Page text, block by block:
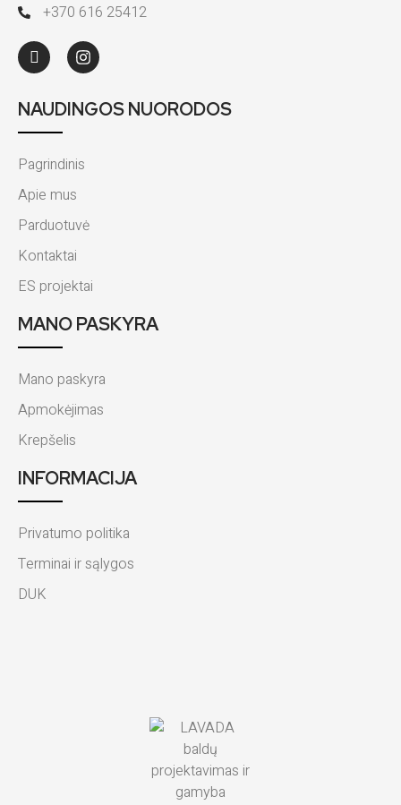
+370 616 25412
NAUDINGOS NUORODOS
Pagrindinis
Apie mus
Parduotuvė
Kontaktai
ES projektai
MANO PASKYRA
Mano paskyra
Apmokėjimas
Krepšelis
INFORMACIJA
Privatumo politika
Terminai ir sąlygos
DUK